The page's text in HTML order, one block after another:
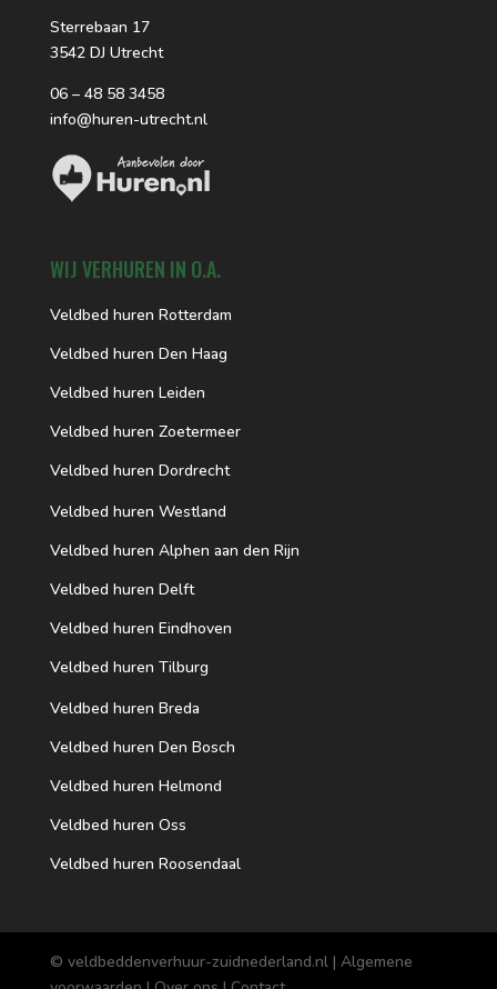
Sterrebaan 17
3542 DJ Utrecht
06 – 48 58 3458
info@huren-utrecht.nl
WIJ VERHUREN IN O.A.
Veldbed huren Rotterdam
Veldbed huren Den Haag
Veldbed huren Leiden
Veldbed huren Zoetermeer
Veldbed huren Dordrecht
Veldbed huren Westland
Veldbed huren Alphen aan den Rijn
Veldbed huren Delft
Veldbed huren Eindhoven
Veldbed huren Tilburg
Veldbed huren Breda
Veldbed huren Den Bosch
Veldbed huren Helmond
Veldbed huren Oss
Veldbed huren Roosendaal
© veldbeddenverhuur-zuidnederland.nl | Algemene